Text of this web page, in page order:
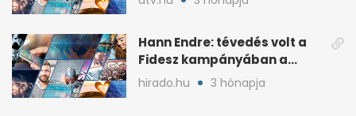
Hann Endre: tévedés volt a
Fidesz kampányában a
háborús veszély
hirado.hu 3 hónapja